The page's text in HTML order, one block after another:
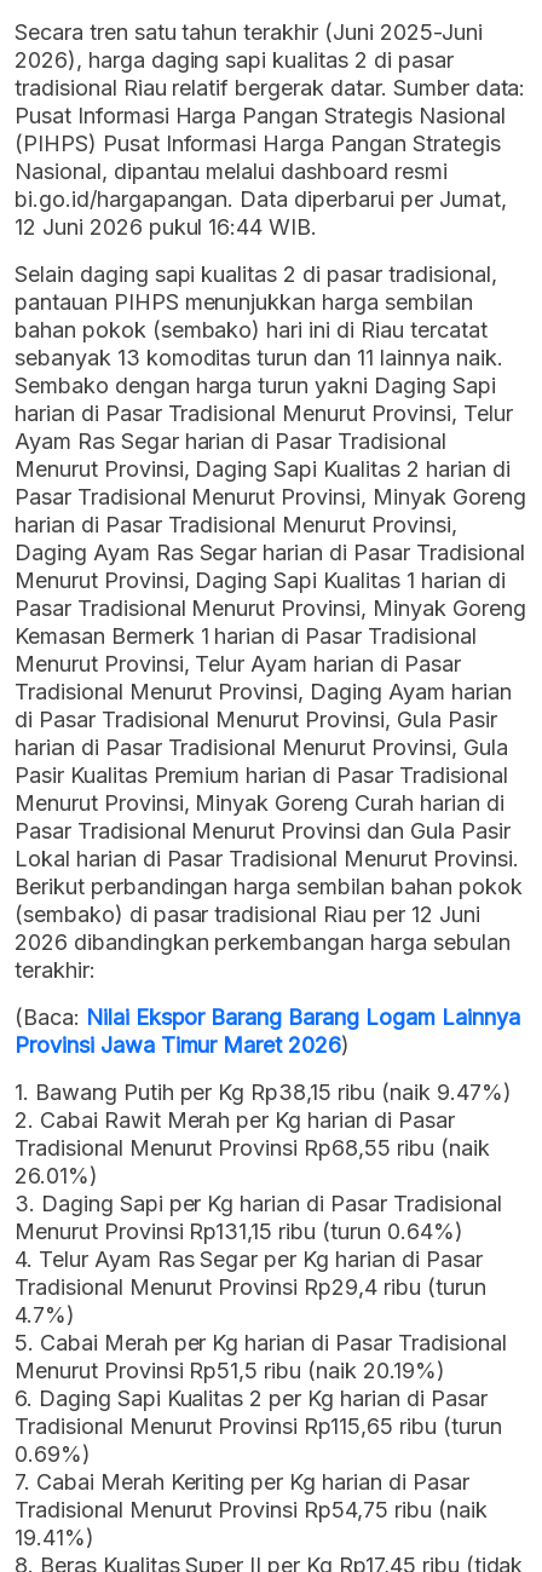
Secara tren satu tahun terakhir (Juni 2025-Juni
2026), harga daging sapi kualitas 2 di pasar
tradisional Riau relatif bergerak datar. Sumber data:
Pusat Informasi Harga Pangan Strategis Nasional
(PIHPS) Pusat Informasi Harga Pangan Strategis
Nasional, dipantau melalui dashboard resmi
bi.go.id/hargapangan. Data diperbarui per Jumat,
12 Juni 2026 pukul 16:44 WIB.
Selain daging sapi kualitas 2 di pasar tradisional,
pantauan PIHPS menunjukkan harga sembilan
bahan pokok (sembako) hari ini di Riau tercatat
sebanyak 13 komoditas turun dan 11 lainnya naik.
Sembako dengan harga turun yakni Daging Sapi
harian di Pasar Tradisional Menurut Provinsi, Telur
Ayam Ras Segar harian di Pasar Tradisional
Menurut Provinsi, Daging Sapi Kualitas 2 harian di
Pasar Tradisional Menurut Provinsi, Minyak Goreng
harian di Pasar Tradisional Menurut Provinsi,
Daging Ayam Ras Segar harian di Pasar Tradisional
Menurut Provinsi, Daging Sapi Kualitas 1 harian di
Pasar Tradisional Menurut Provinsi, Minyak Goreng
Kemasan Bermerk 1 harian di Pasar Tradisional
Menurut Provinsi, Telur Ayam harian di Pasar
Tradisional Menurut Provinsi, Daging Ayam harian
di Pasar Tradisional Menurut Provinsi, Gula Pasir
harian di Pasar Tradisional Menurut Provinsi, Gula
Pasir Kualitas Premium harian di Pasar Tradisional
Menurut Provinsi, Minyak Goreng Curah harian di
Pasar Tradisional Menurut Provinsi dan Gula Pasir
Lokal harian di Pasar Tradisional Menurut Provinsi.
Berikut perbandingan harga sembilan bahan pokok
(sembako) di pasar tradisional Riau per 12 Juni
2026 dibandingkan perkembangan harga sebulan
terakhir:
(Baca: Nilai Ekspor Barang Barang Logam Lainnya
Provinsi Jawa Timur Maret 2026)
1. Bawang Putih per Kg Rp38,15 ribu (naik 9.47%)
2. Cabai Rawit Merah per Kg harian di Pasar
Tradisional Menurut Provinsi Rp68,55 ribu (naik
26.01%)
3. Daging Sapi per Kg harian di Pasar Tradisional
Menurut Provinsi Rp131,15 ribu (turun 0.64%)
4. Telur Ayam Ras Segar per Kg harian di Pasar
Tradisional Menurut Provinsi Rp29,4 ribu (turun
4.7%)
5. Cabai Merah per Kg harian di Pasar Tradisional
Menurut Provinsi Rp51,5 ribu (naik 20.19%)
6. Daging Sapi Kualitas 2 per Kg harian di Pasar
Tradisional Menurut Provinsi Rp115,65 ribu (turun
0.69%)
7. Cabai Merah Keriting per Kg harian di Pasar
Tradisional Menurut Provinsi Rp54,75 ribu (naik
19.41%)
8. Beras Kualitas Super II per Kg Rp17,45 ribu (tidak